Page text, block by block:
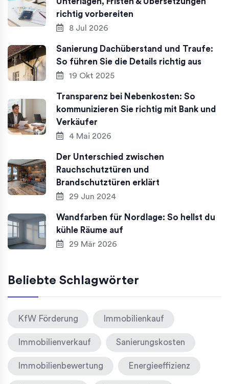
richtig vorbereiten
8 Jul 2026
Sanierung Dachüberstand und Traufe:
So führen Sie die Details richtig aus
19 Okt 2025
Transparenz bei Nebenkosten: So
kommunizieren Sie richtig mit Bank und
Verkäufer
4 Mai 2026
Der Unterschied zwischen
Rauchschutztüren und
Brandschutztüren erklärt
29 Jun 2024
Wandfarben für Nordlage: So hellst du
kühle Räume auf
29 Mär 2026
Beliebte Schlagwörter
KfW Förderung Immobilienkauf
Immobilienverkauf Sanierungskosten
Immobilienbewertung Energieeffizienz